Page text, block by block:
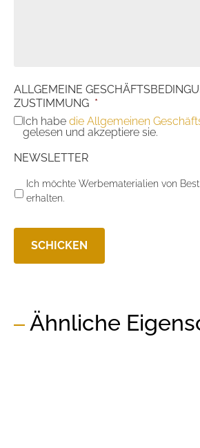
ALLGEMEINE
ZUSTIMMUNG *
Ich habe die Allgemeinen
gelesen und akzeptiere sie.
NEWSLETTER
Ich möchte Werbematerialien von
erhalten.
Ähnliche